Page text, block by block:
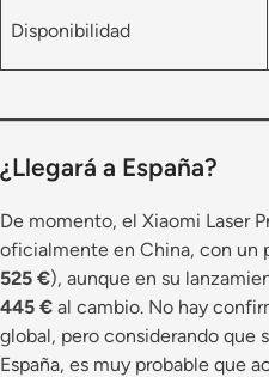
Disponibilidad
¿Llegará a España?
De momento, el Xiaomi Laser
oficialmente en China, con un
525 €), aunque en su
445 € al cambio. No hay
global, pero considerando que
España, es muy probable que